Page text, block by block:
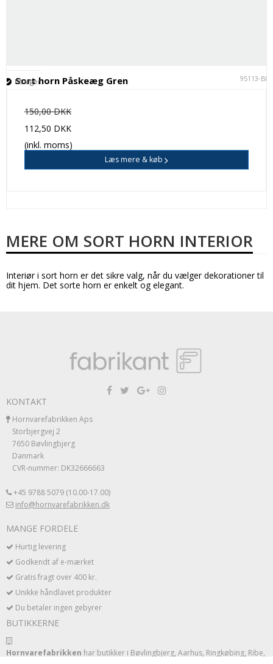
Sort horn Påskeæg Gren 95113-BK
På lager
150,00 DKK
112,50 DKK
(inkl. moms)
Læs mere & køb
MERE OM SORT HORN INTERIOR
Interiør i sort horn er det sikre valg, når du vælger dekorationer til
dit hjem. Det sorte horn er enkelt og elegant.
KONTAKT
Hornvarefabrikken Aps
Storbjergvej 2
7650 Bøvlingbjerg
Danmark
CVR-nummer: DK32666663
+45 9788 5079 (10.00-17.00)
info@hornvarefabrikken.dk
MANGE FORDELE
Hurtig levering
Godkendt af e-mærket
Gratis fragt over 400 kr.
Unikke håndlavet produkter
Du betaler ingen gebyrer
BUTIKKERNE
Hornvarefabrikken har butikker i Bøvlingbjerg, Aarhus, Ringkøbing, Ribe,